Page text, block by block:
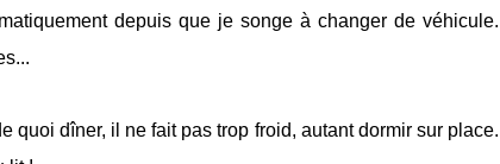
depuis que je songe à changer de véhicule.
quoi dîner, il ne fait pas trop froid, autant dormir sur place.